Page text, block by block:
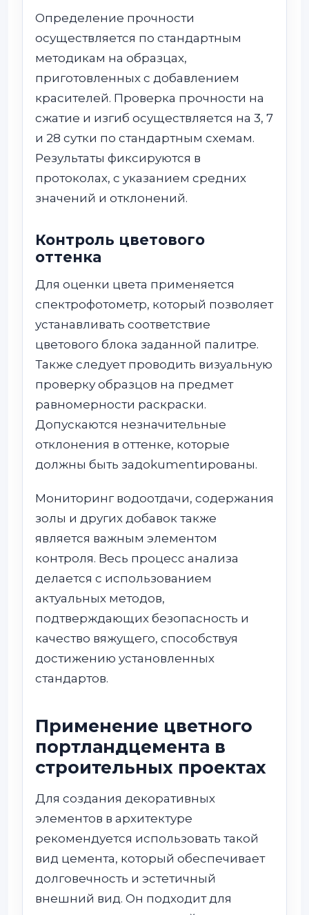
Определение прочности
осуществляется по стандартным
методикам на образцах,
приготовленных с добавлением
красителей. Проверка прочности на
сжатие и изгиб осуществляется на 3, 7
и 28 сутки по стандартным схемам.
Результаты фиксируются в
протоколах, с указанием средних
значений и отклонений.
Контроль цветового
оттенка
Для оценки цвета применяется
спектрофотометр, который позволяет
устанавливать соответствие
цветового блока заданной палитре.
Также следует проводить визуальную
проверку образцов на предмет
равномерности раскраски.
Допускаются незначительные
отклонения в оттенке, которые
должны быть задokumentированы.
Мониторинг водоотдачи, содержания
золы и других добавок также
является важным элементом
контроля. Весь процесс анализа
делается с использованием
актуальных методов,
подтверждающих безопасность и
качество вяжущего, способствуя
достижению установленных
стандартов.
Применение цветного
портландцемента в
строительных проектах
Для создания декоративных
элементов в архитектуре
рекомендуется использовать такой
вид цемента, который обеспечивает
долговечность и эстетичный
внешний вид. Он подходит для